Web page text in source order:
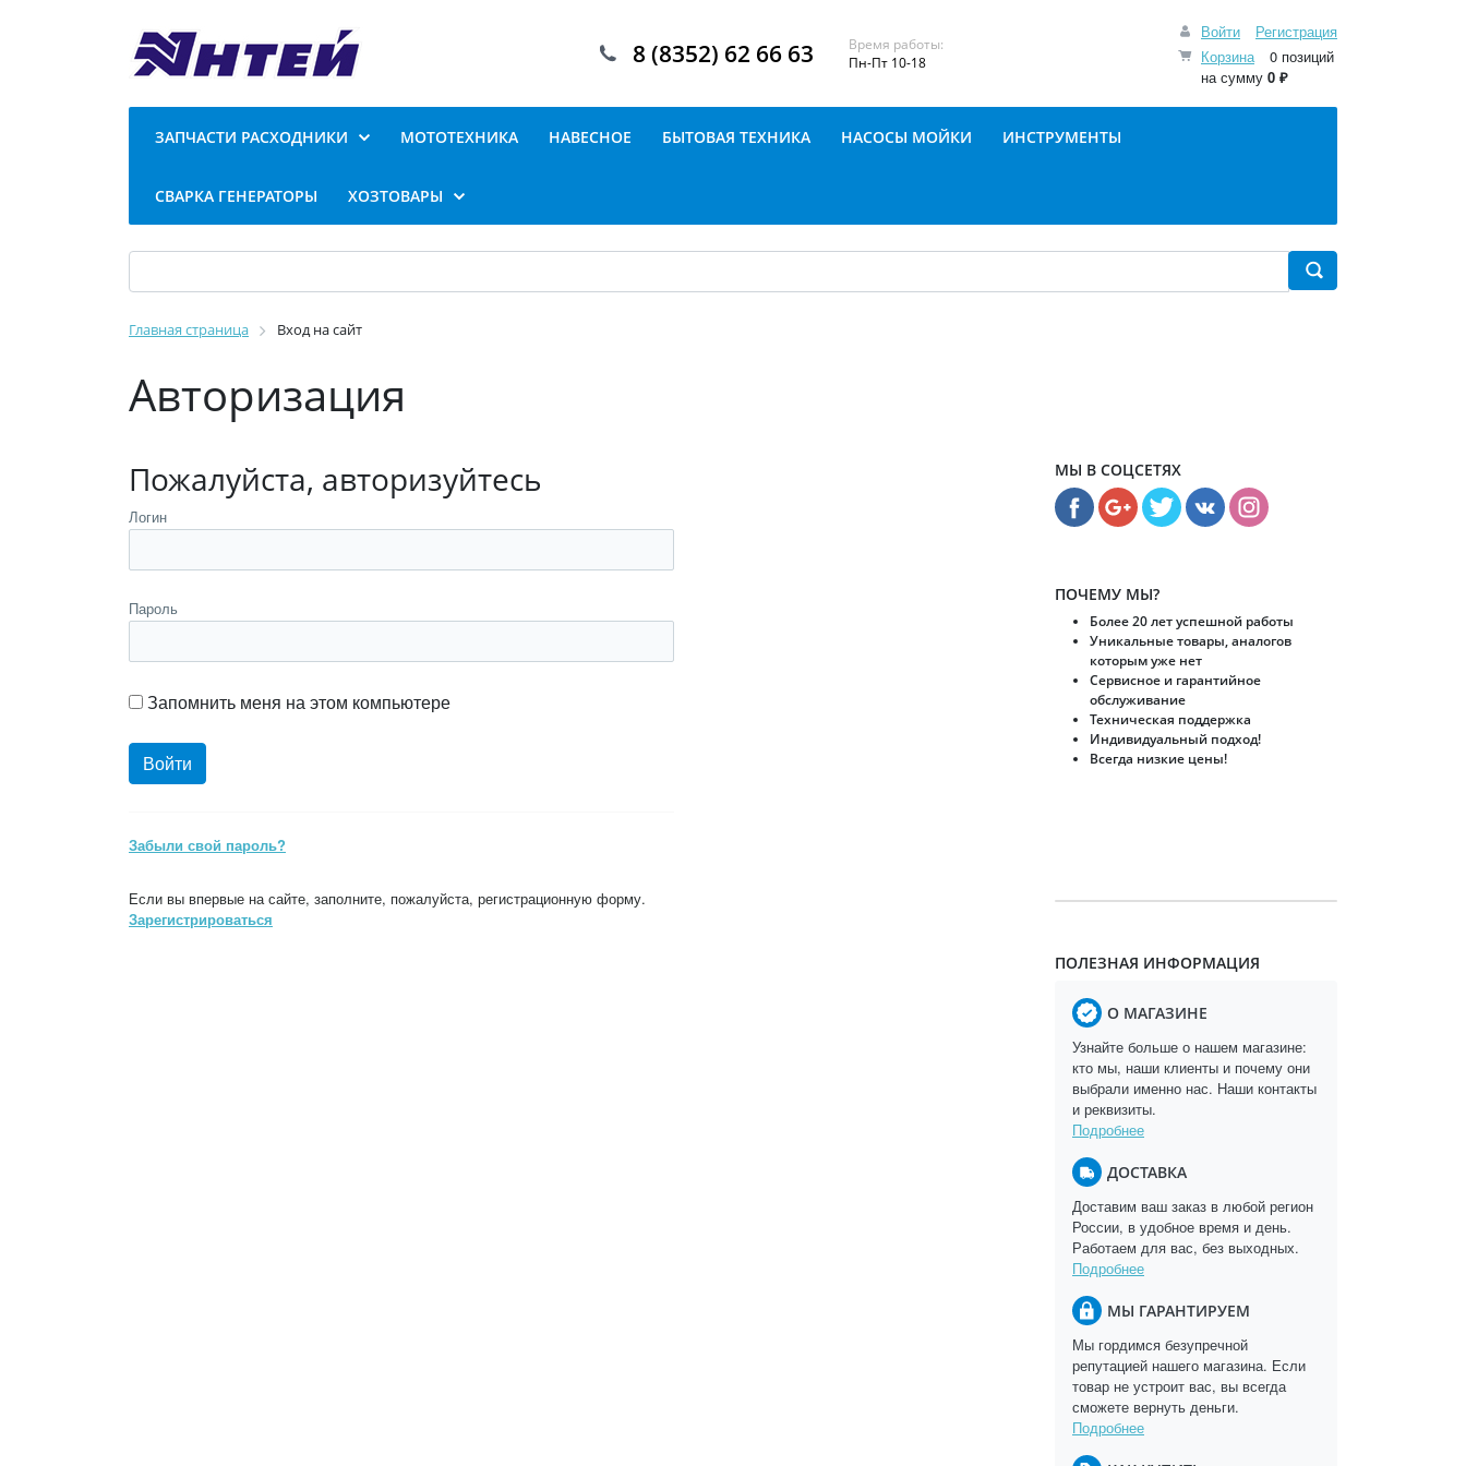
Войти
Регистрация
Корзина
0 позиций
на сумму 0 ₽
8 (8352) 62 66 63
Время работы:
Пн-Пт 10-18
ЗАПЧАСТИ РАСХОДНИКИ МОТОТЕХНИКА НАВЕСНОЕ БЫТОВАЯ ТЕХНИКА НАСОСЫ МОЙКИ ИНСТРУМЕНТЫ
СВАРКА ГЕНЕРАТОРЫ ХОЗТОВАРЫ
Главная страница Вход на сайт
Авторизация
Пожалуйста, авторизуйтесь
Логин
Пароль
Запомнить меня на этом компьютере
Забыли свой пароль?
Если вы впервые на сайте, заполните, пожалуйста, регистрационную форму.
Зарегистрироваться
МЫ В СОЦСЕТЯХ
ПОЧЕМУ МЫ?
Более 20 лет успешной работы
Уникальные товары, аналогов
которым уже нет
Сервисное и гарантийное
обслуживание
Техническая поддержка
Индивидуальный подход!
Всегда низкие цены!
ПОЛЕЗНАЯ ИНФОРМАЦИЯ
О МАГАЗИНЕ
Узнайте больше о нашем магазине:
кто мы, наши клиенты и почему они
выбрали именно нас. Наши контакты
и реквизиты.
Подробнее
ДОСТАВКА
Доставим ваш заказ в любой регион
России, в удобное время и день.
Работаем для вас, без выходных.
Подробнее
МЫ ГАРАНТИРУЕМ
Мы гордимся безупречной
репутацией нашего магазина. Если
товар не устроит вас, вы всегда
сможете вернуть деньги.
Подробнее